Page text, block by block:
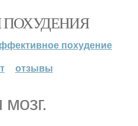
ПОХУДЕНИЯ
похудение
отзывы